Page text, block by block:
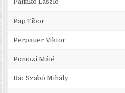
Pálinkó László
Pap Tibor
Perpauer Viktor
Pomozi Máté
Rác Szabó Mihály